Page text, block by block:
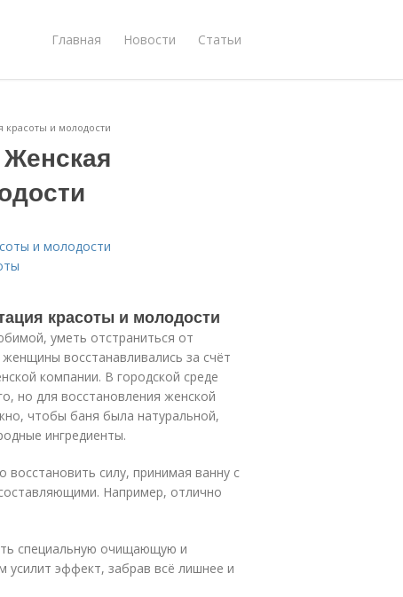
Главная Новости Статьи
красоты и молодости
и молодости
красоты и молодости
уметь отстраниться от
восстанавливались за счёт
компании. В городской среде
но для восстановления женской
чтобы баня была натуральной,
ингредиенты.
силу, принимая ванну с
Например, отлично
специальную очищающую и
эффект, забрав всё лишнее и